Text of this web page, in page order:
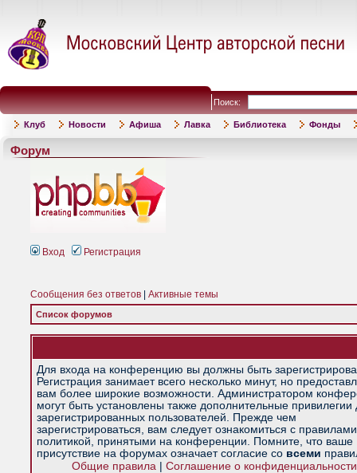
Поиск:
Клуб Новости Афиша Лавка Библиотека Фонды
Форум
Вход Регистрация
Сообщения без ответов Активные темы
Список форумов
Для входа на конференцию вы должны быть
Регистрация занимает всего несколько минут, но
вам более широкие возможности. Администратором
могут быть установлены также дополнительные привилегии
зарегистрированных пользователей. Прежде чем
зарегистрироваться, вам следует ознакомиться с
политикой, принятыми на конференции. Помните, что ваше
присутствие на форумах означает согласие со всеми
Общие правила| Соглашение о конфиденциальности